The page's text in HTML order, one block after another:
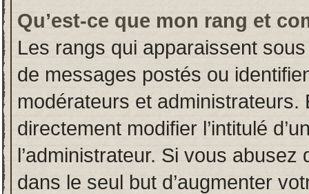
Qu’est-ce que mon rang et
Les rangs qui apparaissent
de messages postés ou
modérateurs et
directement modifier l’intitulé
l’administrateur. Si vous
dans le seul but d’augmenter